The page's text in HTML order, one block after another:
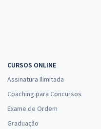
CURSOS ONLINE
Assinatura Ilimitada
Coaching para Concursos
Exame de Ordem
Graduação